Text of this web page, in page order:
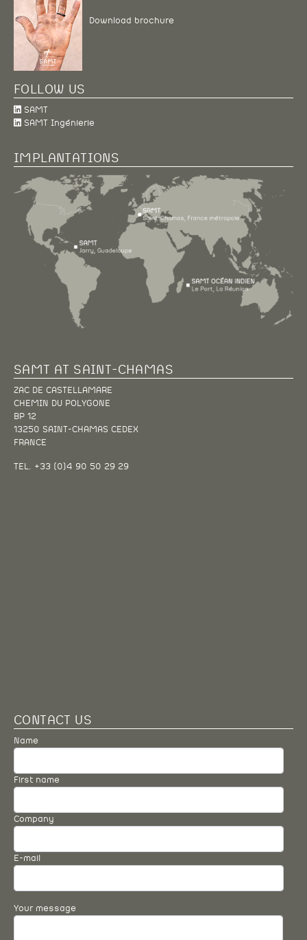
Download brochure
FOLLOW US
SAMT
SAMT Ingénierie
IMPLANTATIONS
SAMT AT SAINT-CHAMAS
ZAC DE CASTELLAMARE
CHEMIN DU POLYGONE
BP 12
13250 SAINT-CHAMAS CEDEX
FRANCE
TEL. +33 (0)4 90 50 29 29
CONTACT US
Name
First name
Company
E-mail
Your message